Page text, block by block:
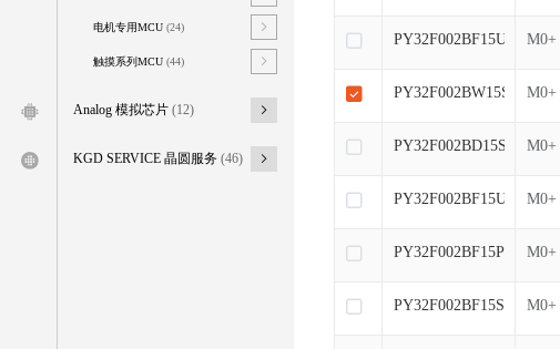
电机专用MCU (24)
触摸系列MCU (44)
Analog 模拟芯片(12)
KGD SERVICE 晶圆服务(46)
M0+
M0+
M0+
M0+
M0+
M0+
PY32F002BF15U6
PY32F002BW15S6
PY32F002BD15S6
PY32F002BF15U7
PY32F002BF15P7
PY32F002BF15S7